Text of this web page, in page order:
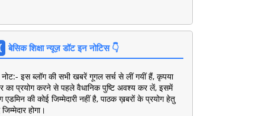
बेसिक शिक्षा न्यूज़ डॉट इन नोटिस 👇
इस ब्लॉग की सभी खबरें गूगल सर्च से लीं गयीं हैं, कृपया
का प्रयोग करने से पहले वैधानिक पुष्टि अवश्य कर लें, इसमें
एडमिन की कोई जिम्मेदारी नहीं है, पाठक ख़बरों के प्रयोग हेतु
होगा।